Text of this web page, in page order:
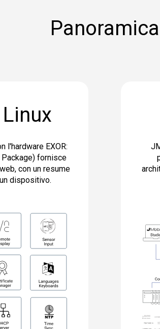
Panoramica
EXOR:
Package) fornisce
con un resume
dispositivo.